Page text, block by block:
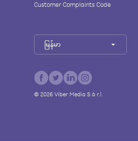
Customer Complaints Code
မြန်မာ
© 2026Viber Media S.à r.l.